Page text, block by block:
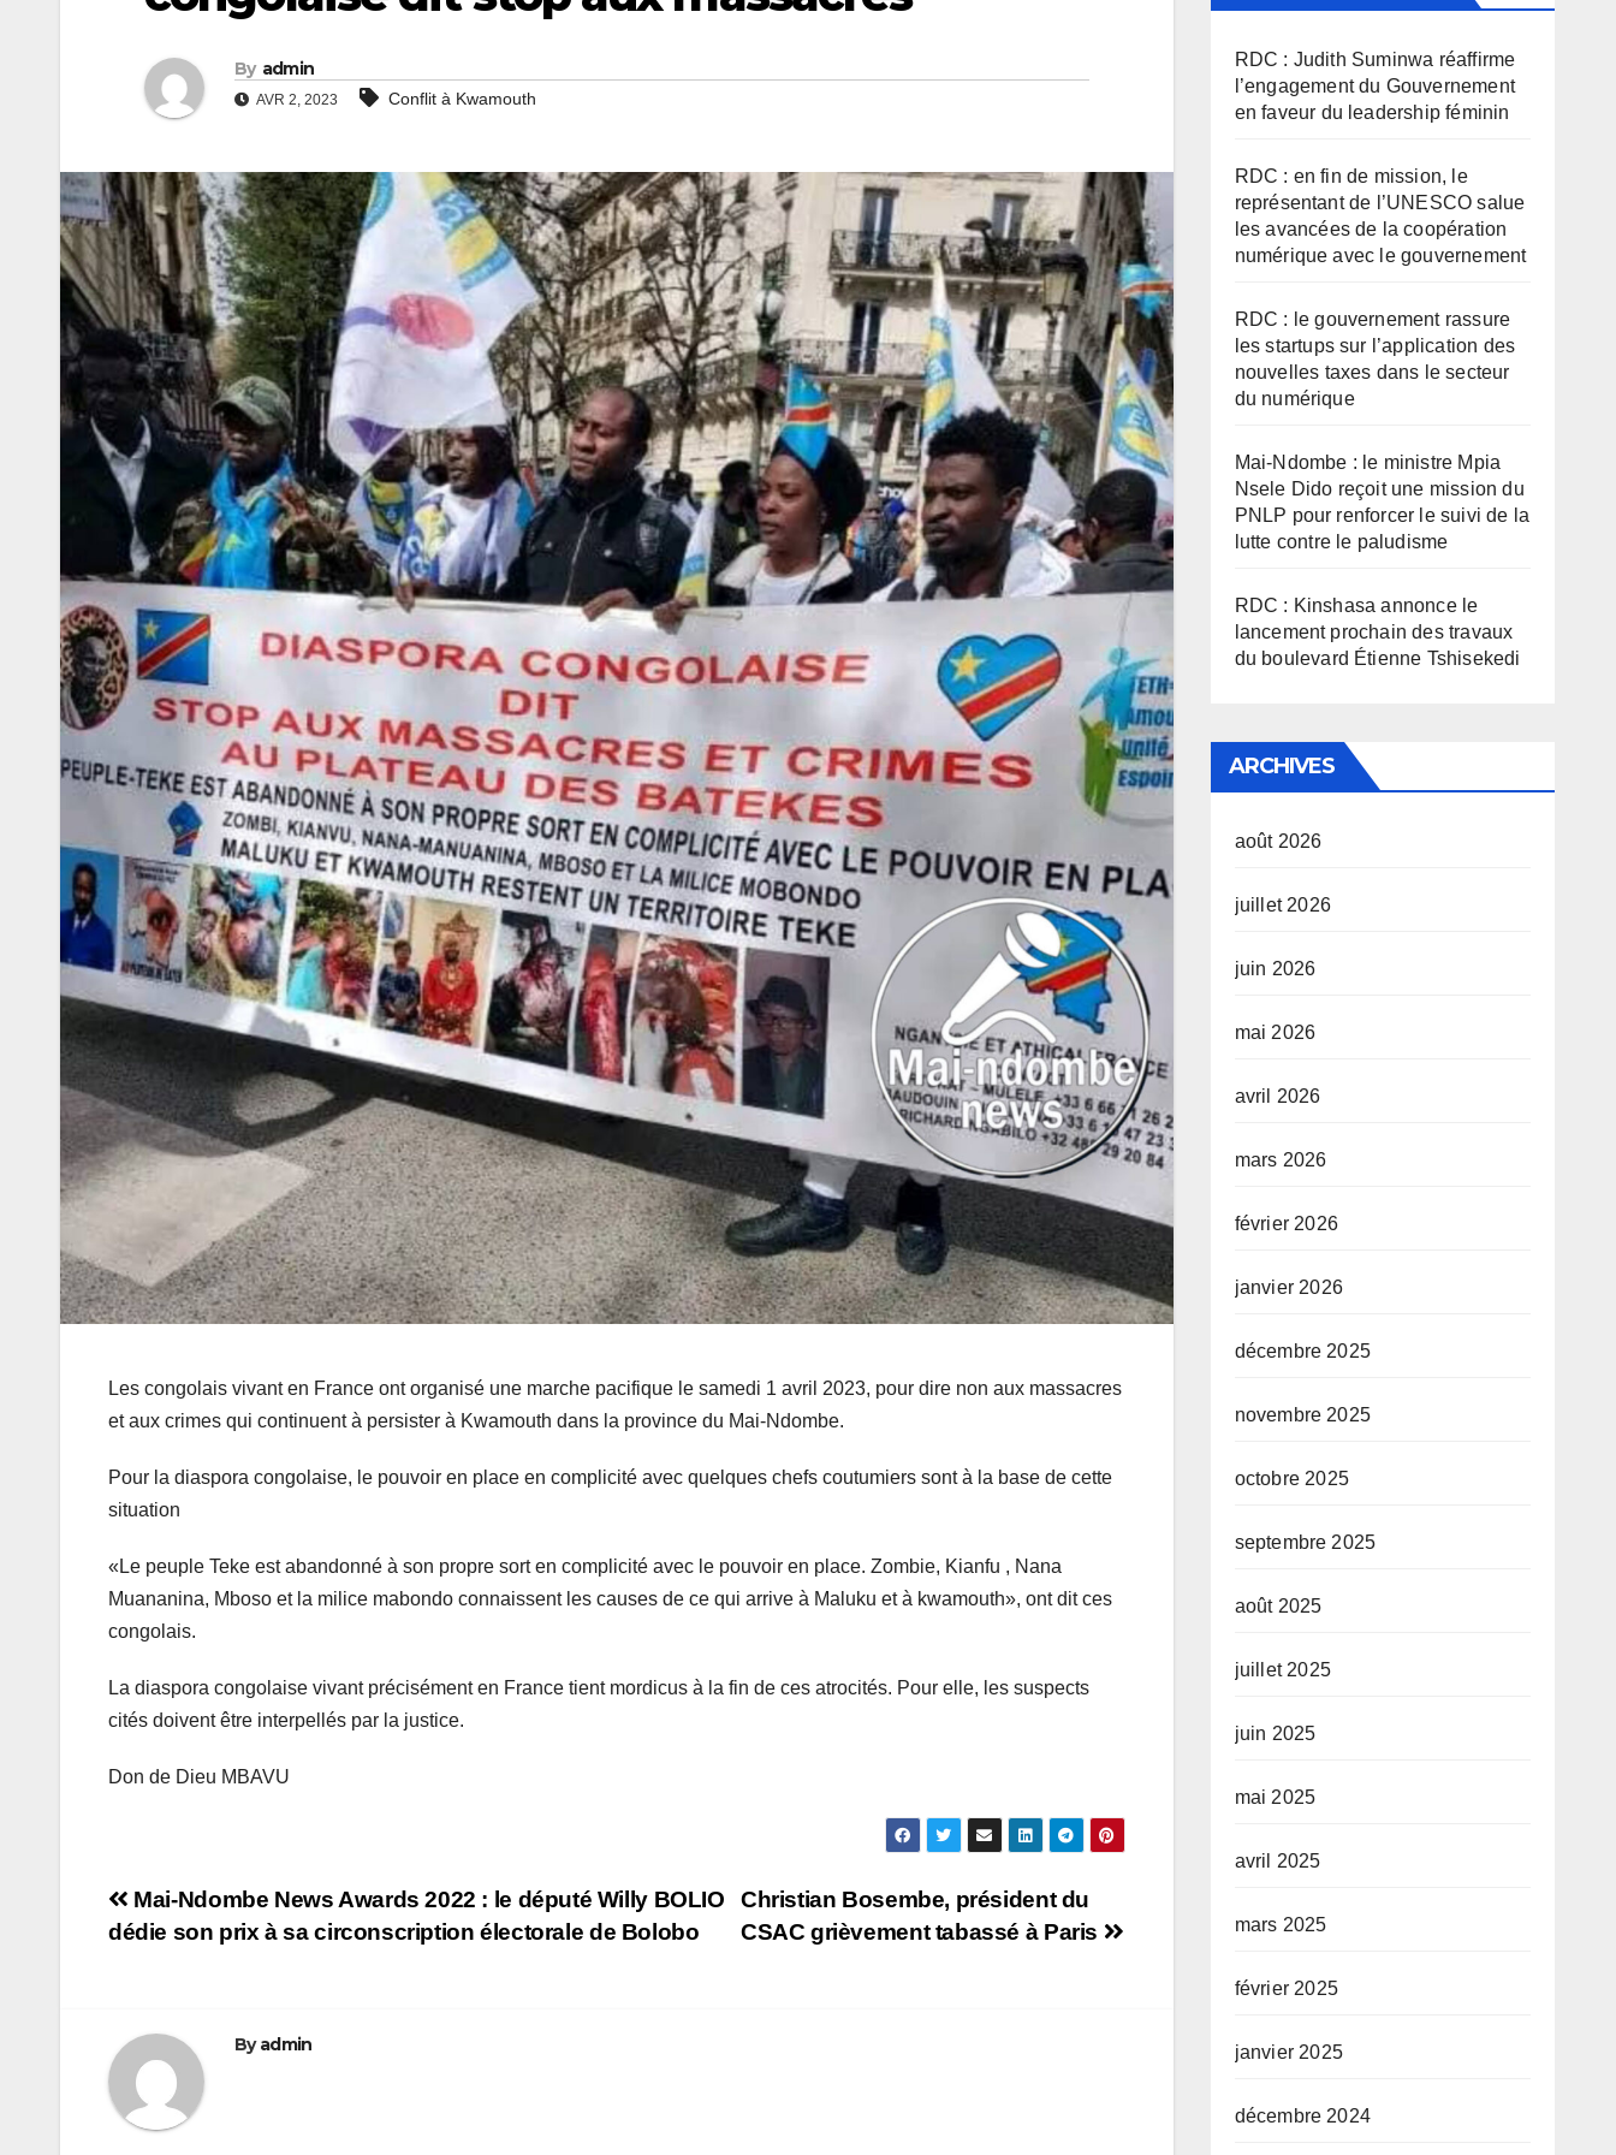
By admin
AVR 2, 2023 Conflit à Kwamouth
Les congolais vivant en France ont organisé une marche pacifique le samedi 1 avril 2023, pour dire non aux massacres
et aux crimes qui continuent à persister à Kwamouth dans la province du Mai-Ndombe.
Pour la diaspora congolaise, le pouvoir en place en complicité avec quelques chefs coutumiers sont à la base de cette
situation
«Le peuple Teke est abandonné à son propre sort en complicité avec le pouvoir en place. Zombie, Kianfu , Nana
Muananina, Mboso et la milice mabondo connaissent les causes de ce qui arrive à Maluku et à kwamouth», ont dit ces
congolais.
La diaspora congolaise vivant précisément en France tient mordicus à la fin de ces atrocités. Pour elle, les suspects
cités doivent être interpellés par la justice.
Don de Dieu MBAVU
Navigation
Christian Bosembe, président du
CSAC grièvement tabassé à Paris
Mai-Ndombe News Awards 2022 : le député Willy BOLIO
dédie son prix à sa circonscription électorale de Bolobo
Byadmin
RDC : Judith Suminwa réaffirme
l’engagement du Gouvernement
en faveur du leadership féminin
RDC : en fin de mission, le
représentant de l’UNESCO salue
les avancées de la coopération
numérique avec le gouvernement
RDC : le gouvernement rassure
les startups sur l’application des
nouvelles taxes dans le secteur
du numérique
Mai-Ndombe : le ministre Mpia
Nsele Dido reçoit une mission du
PNLP pour renforcer le suivi de la
lutte contre le paludisme
RDC : Kinshasa annonce le
lancement prochain des travaux
du boulevard Étienne Tshisekedi
ARCHIVES
août 2026
juillet 2026
juin 2026
mai 2026
avril 2026
mars 2026
février 2026
janvier 2026
décembre 2025
novembre 2025
octobre 2025
septembre 2025
août 2025
juillet 2025
juin 2025
mai 2025
avril 2025
mars 2025
février 2025
janvier 2025
décembre 2024